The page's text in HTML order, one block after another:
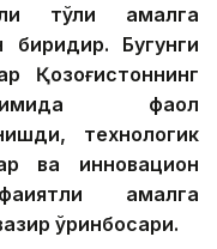
тўлиқ амалга
биридир. Бугунги
Қозоғистоннинг
фаол
технологик
ва инновацион
амалга
ўринбосари.